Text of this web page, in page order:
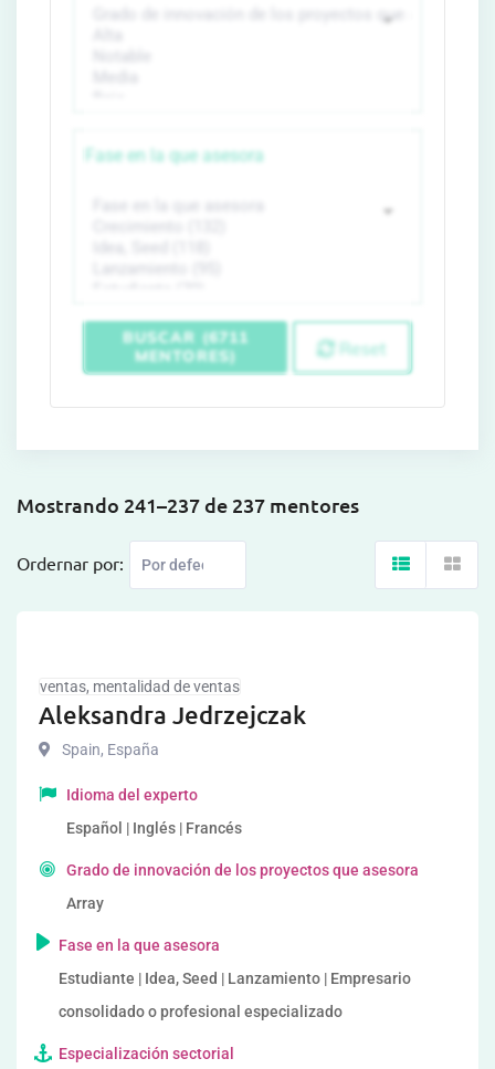
Fase en la que asesora
BUSCAR (6711
MENTORES)
Reset
Mostrando 241–237 de 237 mentores
Ordernar por:
ventas, mentalidad de ventas
Aleksandra Jedrzejczak
Spain, España
Idioma del experto
Español | Inglés | Francés
Grado de innovación de los proyectos que asesora
Array
Fase en la que asesora
Estudiante | Idea, Seed | Lanzamiento | Empresario
consolidado o profesional especializado
Especialización sectorial